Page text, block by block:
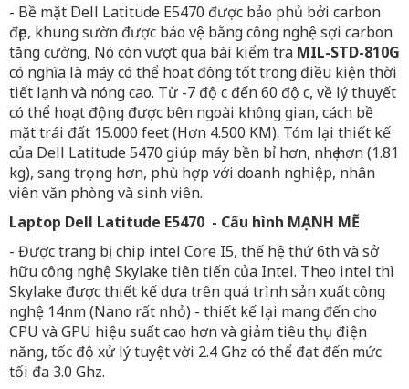
- Bề mặt Dell Latitude E5470 được bảo phủ bởi carbon
đẹp, khung sườn được bảo vệ bằng công nghệ sợi carbon
tăng cường, Nó còn vượt qua bài kiểm tra MIL-STD-810G
có nghĩa là máy có thể hoạt đông tốt trong điều kiện thời
tiết lạnh và nóng cao. Từ -7 độ c đến 60 độ c, về lý thuyết
có thể hoạt động được bên ngoài không gian, cách bề
mặt trái đất 15.000 feet (Hơn 4.500 KM). Tóm lại thiết kế
của Dell Latitude 5470 giúp máy bền bỉ hơn, nhẹ hơn (1.81
kg), sang trọng hơn, phù hợp với doanh nghiệp, nhân
viên văn phòng và sinh viên.
Laptop Dell Latitude E5470 - Cấu hình MẠNH MẼ
- Được trang bị chip intel Core I5, thế hệ thứ 6th và sở
hữu công nghệ Skylake tiên tiến của Intel. Theo intel thì
Skylake được thiết kế dựa trên quá trình sản xuất công
nghệ 14nm (Nano rất nhỏ) - thiết kế lại mang đến cho
CPU và GPU hiệu suất cao hơn và giảm tiêu thụ điện
năng, tốc độ xử lý tuyệt vời 2.4 Ghz có thể đạt đến mức
tối đa 3.0 Ghz.